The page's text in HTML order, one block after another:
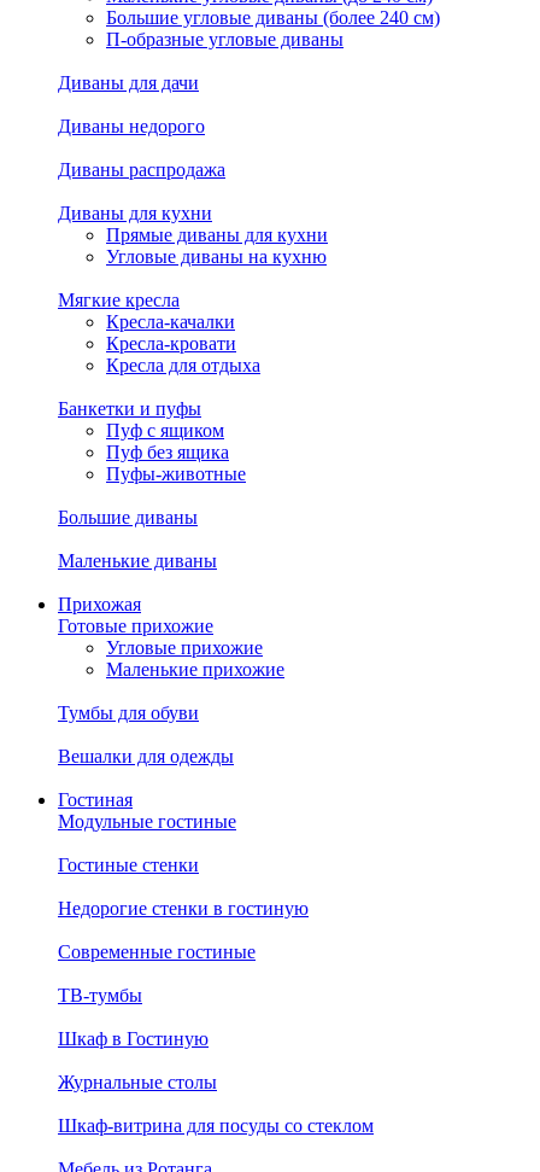
Большие угловые диваны (более 240 см)
П-образные угловые диваны
Диваны для дачи
Диваны недорого
Диваны распродажа
Диваны для кухни
Прямые диваны для кухни
Угловые диваны на кухню
Мягкие кресла
Кресла-качалки
Кресла-кровати
Кресла для отдыха
Банкетки и пуфы
Пуф с ящиком
Пуф без ящика
Пуфы-животные
Большие диваны
Маленькие диваны
Прихожая
Готовые прихожие
Угловые прихожие
Маленькие прихожие
Тумбы для обуви
Вешалки для одежды
Гостиная
Модульные гостиные
Гостиные стенки
Недорогие стенки в гостиную
Современные гостиные
ТВ-тумбы
Шкаф в Гостиную
Журнальные столы
Шкаф-витрина для посуды со стеклом